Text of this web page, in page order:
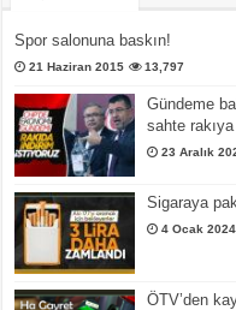
Spor salonuna baskın!
21 Haziran 2015 13,797
Gündeme
sahte
23 Aralık
Sigaraya
4 Ocak 2024
ÖTV’den